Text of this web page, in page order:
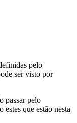
pelo
ser visto por
passar pelo
estes que estão nesta